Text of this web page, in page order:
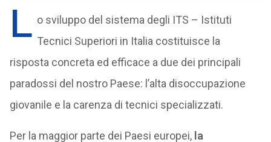
L o sviluppo del sistema degli ITS – Istituti
Tecnici Superiori in Italia costituisce la
risposta concreta ed efficace a due dei principali
paradossi del nostro Paese: l’alta disoccupazione
giovanile e la carenza di tecnici specializzati.
Per la maggior parte dei Paesi europei, la